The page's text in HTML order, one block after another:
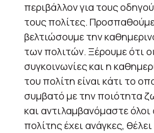
περιβάλλον για τους
τους πολίτες.
βελτιώσουμε την
των πολιτών. Ξέρουμε ότι
συγκοινωνίες και η
του πολίτη είναι κάτι το
συμβατό με την ποιότητα
και αντιλαμβανόμαστε όλοι
πολίτης έχει ανάγκες,